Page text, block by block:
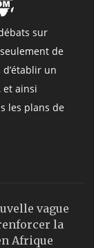
sur
de
un
et ainsi
les plans de
vague
la
Afrique